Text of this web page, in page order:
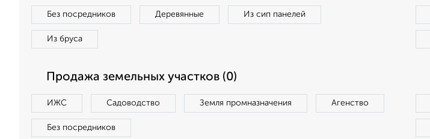
Без посредников Деревянные Из сип панелей
Из бруса
Продажа земельных участков (0)
ИЖС Садоводство Земля промназначения Агенство
Без посредников